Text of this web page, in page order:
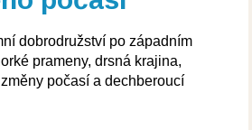
dobrodružství po západním
prameny, drsná krajina,
počasí a dechberoucí